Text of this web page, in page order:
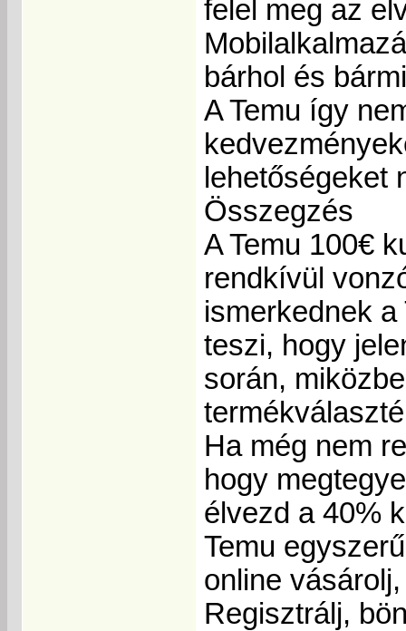
felel meg az
bárhol és
A Temu így
lehetőségeket
Összegzés
A Temu 100€
rendkívül
ismerkednek
teszi, hogy
során,
Ha még nem
hogy
élvezd a 40%
Temu
online
Regisztrálj,